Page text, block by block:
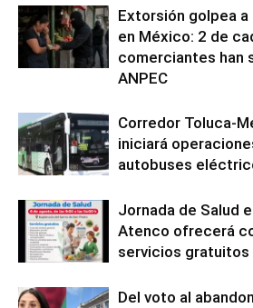
Extorsión golpea
en México: 2 de
comerciantes han
ANPEC
Corredor Toluca-
iniciará
autobuses
Jornada de Salud
Atenco ofrecerá
servicios gratuitos
Del voto al